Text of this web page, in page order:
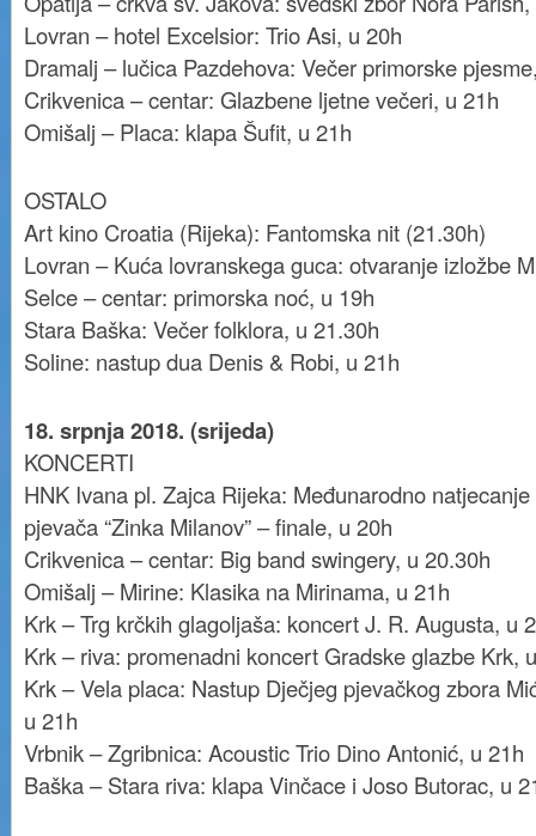
Lovran – hotel Excelsior: Trio Asi, u 20h
Dramalj – lučica Pazdehova: Večer primorske
Crikvenica – centar: Glazbene ljetne večeri, u 21h
Omišalj – Placa: klapa Šufit, u 21h
OSTALO
Art kino Croatia (Rijeka): Fantomska nit (21.30h)
Lovran – Kuća lovranskega guca: otvaranje izložbe
Selce – centar: primorska noć, u 19h
Stara Baška: Večer folklora, u 21.30h
Soline: nastup dua Denis & Robi, u 21h
18. srpnja 2018. (srijeda)
KONCERTI
HNK Ivana pl. Zajca Rijeka: Međunarodno
pjevača “Zinka Milanov” – finale, u 20h
Crikvenica – centar: Big band swingery, u 20.30h
Omišalj – Mirine: Klasika na Mirinama, u 21h
Krk – Trg krčkih glagoljaša: koncert J. R. Augusta, u
Krk – riva: promenadni koncert Gradske glazbe Krk,
Krk – Vela placa: Nastup Dječjeg pjevačkog zbora
u 21h
Vrbnik – Zgribnica: Acoustic Trio Dino Antonić, u 21h
Baška – Stara riva: klapa Vinčace i Joso Butorac, u